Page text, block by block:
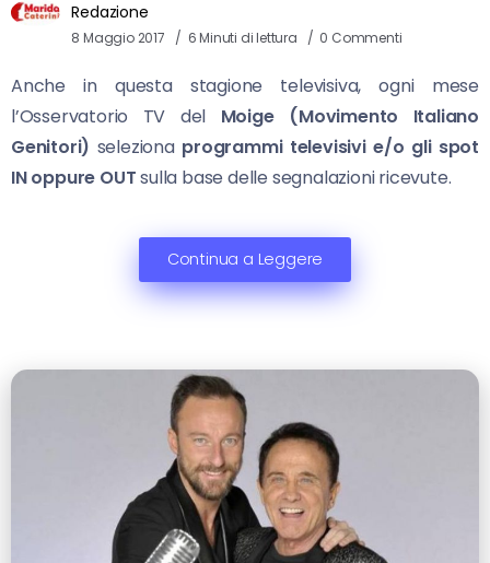
Redazione
8 Maggio 2017 6 Minuti di lettura 0 Commenti
Anche in questa stagione televisiva, ogni mese
l’Osservatorio TV del Moige (Movimento Italiano
Genitori) seleziona programmi televisivi e/o gli spot
IN oppure OUTsulla base delle segnalazioni ricevute.
Continua a Leggere